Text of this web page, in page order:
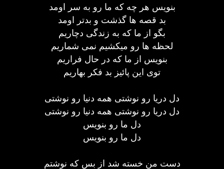
بنویس هر چه که ما رو به سر اومد
بد قصه ها گذشت و بدتر اومد
بگو از ما که به زندگی دچاریم
لحظه ها رو میکشیم نمی شماریم
بنویس از ما که در حال فراریم
توی این پائیز بد فکر بهاریم
دل دریا رو نوشتی همه دنیا رو نوشتی
دل دریا رو نوشتی همه دنیا رو نوشتی
دل ما رو بنویس
دل ما رو بنویس
دست من خسته شد از بس که نوشتم